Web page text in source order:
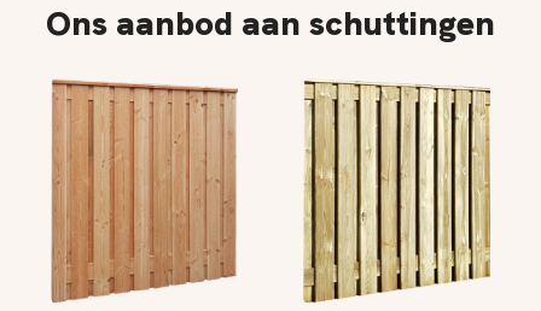
Ons aanbod aan schuttingen